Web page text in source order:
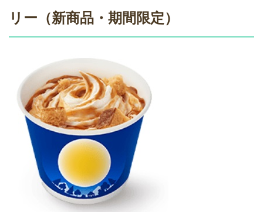
リー（新商品・期間限定）